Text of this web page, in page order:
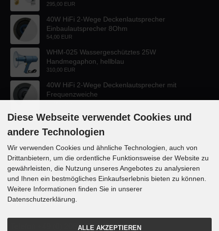
295,00 EUR
40W HiFi 2-Wege Deckenlautsprecher
Einbaulautsprecher 8Ohm
54,00 EUR
WHM-025 Wassergeschütztes 25W
Handmegaphon, hellblau
310,00 EUR
40W HiFi 2-Wege Deckenlautsprecher mit
Frequenzweiche
KONTAKT
Lautsprecher-OnlineShop.de
Rübekampstr. 35
46117 Oberhausen
Telefon +49 (0) 208 / 874188
Diese Webseite verwendet Cookies und
andere Technologien
Wir verwenden Cookies und ähnliche Technologien, auch von
Drittanbietern, um die ordentliche Funktionsweise der Website zu
gewährleisten, die Nutzung unseres Angebotes zu analysieren
und Ihnen ein bestmögliches Einkaufserlebnis bieten zu können.
Weitere Informationen finden Sie in unserer
Datenschutzerklärung.
ALLE AKZEPTIEREN